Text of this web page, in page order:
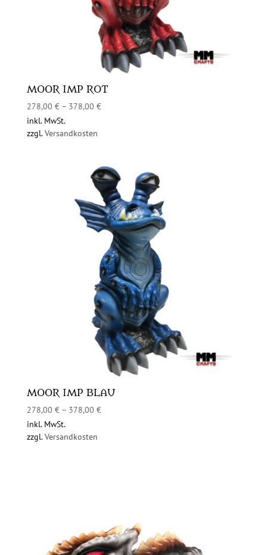
MOOR IMP ROT
278,00 € – 378,00 €
inkl. MwSt.
zzgl.Versandkosten
MOOR IMP BLAU
278,00 €– 378,00 €
inkl. MwSt.
zzgl.Versandkosten